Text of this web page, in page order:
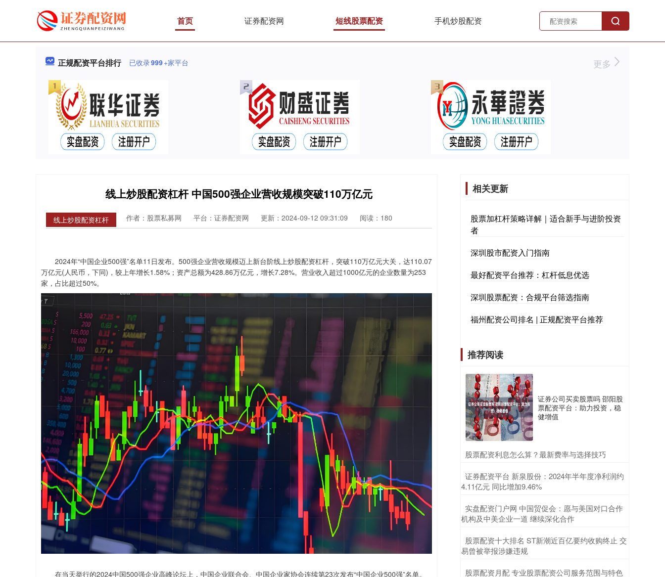
首页 证券配资网 短线股票配资 手机炒股配资
正规配资平台排行 已收录999+家平台 更多
线上炒股配资杠杆 中国500强企业营收规模突破110万亿元
线上炒股配资杠杆 作者：股票私募网 平台：证券配资网 更新：2024-09-12 09:31:09 阅读：180
2024年“中国企业500强”名单11日发布。500强企业营收规模迈上新台阶线上炒股配资杠杆，突破110万亿元大关，达110.07
万亿元(人民币，下同)，较上年增长1.58%；资产总额为428.86万亿元，增长7.28%。营业收入超过1000亿元的企业数量为253
家，占比超过50%。
在当天举行的2024中国500强企业高峰论坛上，中国企业联合会、中国企业家协会连续第23次发布“中国企业500强”名单。
相关更新
股票加杠杆策略详解｜适合新手与进阶投资
者
深圳股市配资入门指南
最好配资平台推荐：杠杆低息优选
深圳股票配资：合规平台筛选指南
福州配资公司排名 | 正规配资平台推荐
推荐阅读
证券公司买卖股票吗 邵阳股
票配资平台：助力投资，稳
健增值
​股票配资利息怎么算？最新费率与选择技巧
​证券配资平台 新泉股份：2024年半年度净利润约
4.11亿元 同比增加9.46%
​实盘配资门户网 中国贸促会：愿与美国对口合作
机构及中美企业一道 继续深化合作
​股票配资十大排名 ST新潮近百亿要约收购终止 交
易曾被举报涉嫌违规
​股票配资月配 专业股票配资公司服务范围与特色